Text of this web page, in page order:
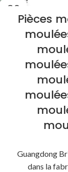
30
DÉCPièces
Guangdong
dans la